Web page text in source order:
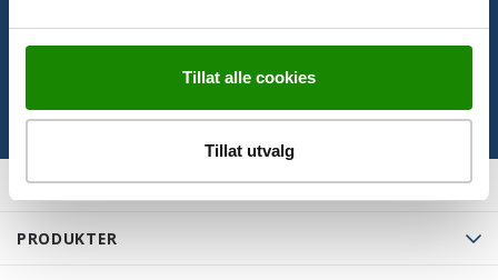
Tillat alle cookies
Tillat utvalg
PRODUKTER
LAST NED